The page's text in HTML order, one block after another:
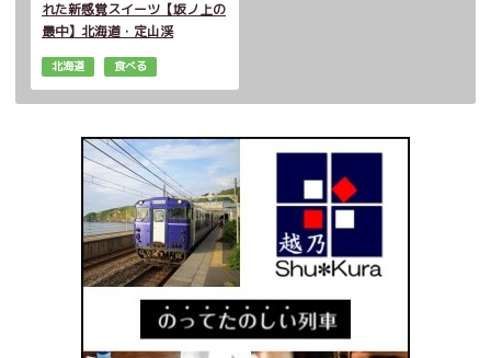
れた新感覚スイーツ【坂ノ上の
最中】北海道・定山渓
北海道 食べる